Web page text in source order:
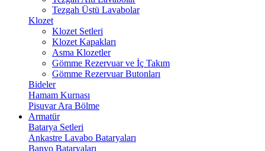
Tezgah Üstü Lavabolar
Klozet
Klozet Setleri
Klozet Kapakları
Asma Klozetler
Gömme Rezervuar ve İç Takım
Gömme Rezervuar Butonları
Bideler
Hamam Kurnası
Pisuvar Ara Bölme
Armatür
Batarya Setleri
Ankastre Lavabo Bataryaları
Banyo Bataryaları